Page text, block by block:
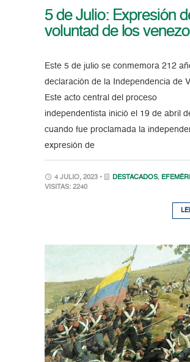
5 de Julio: Expresión
voluntad de los
Este 5 de julio se conmemora 212
declaración de la Independencia de
Este acto central del proceso
independentista inició el 19 de abril
cuando fue proclamada la
expresión de
4 JULIO, 2023 • DESTACADOS,
VISITAS: 2240